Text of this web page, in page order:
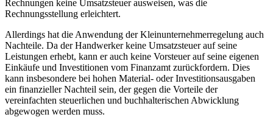
Rechnungen keine Umsatzsteuer ausweisen, was die
Rechnungsstellung erleichtert.
Allerdings hat die Anwendung der Kleinunternehmerregelung auch
Nachteile. Da der Handwerker keine Umsatzsteuer auf seine
Leistungen erhebt, kann er auch keine Vorsteuer auf seine eigenen
Einkäufe und Investitionen vom Finanzamt zurückfordern. Dies
kann insbesondere bei hohen Material- oder Investitionsausgaben
ein finanzieller Nachteil sein, der gegen die Vorteile der
vereinfachten steuerlichen und buchhalterischen Abwicklung
abgewogen werden muss.